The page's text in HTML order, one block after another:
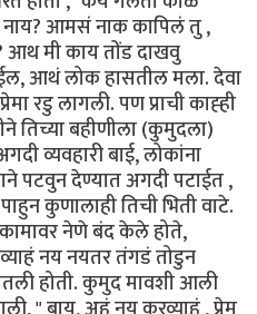
नाय? आमसं नाक कापिलं तु ,
आथ मी काय तोंड दाखवु
आथं लोक हासतील मला. देवा
रडु लागली. पण प्राची काह्ही
तिच्या बहीणीला (कुमुदला)
व्यवहारी बाई, लोकांना
पटवुन देण्यात अगदी पटाईत ,
कुणालाही तिची भिती वाटे.
कामावर नेणे बंद केले होते,
नय नयतर तंगडं तोडुन
होती. कुमुद मावशी आली